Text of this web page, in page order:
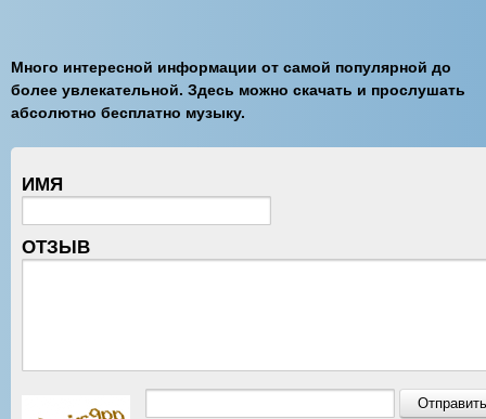
Много интересной информации от самой популярной до
более увлекательной. Здесь можно скачать и прослушать
абсолютно бесплатно музыку.
ИМЯ
ОТЗЫВ